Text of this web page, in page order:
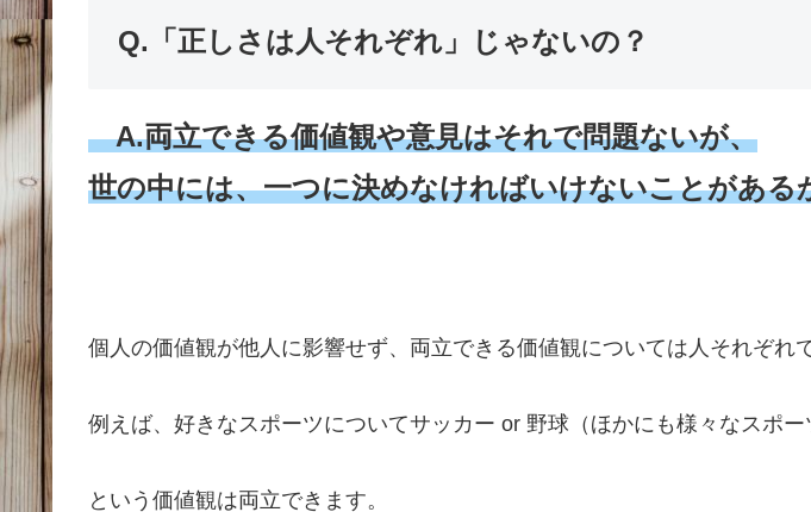
Q.「正しさは人それぞれ」じゃないの？
A.両立できる価値観や意見はそれで問題ないが、
世の中には、一つに決めなければいけないことがある
個人の価値観が他人に影響せず、両立できる価値観については人それぞれ
例えば、好きなスポーツについてサッカー or 野球（ほかにも様々なスポー
という価値観は両立できます。